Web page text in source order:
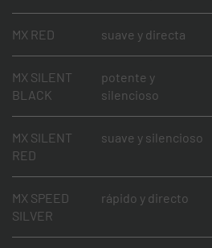
MX RED suave y directa
MX SILENT
BLACK
potente y
silencioso
MX SILENT
RED
suave y silencioso
MX SPEED
SILVER
rápido y directo